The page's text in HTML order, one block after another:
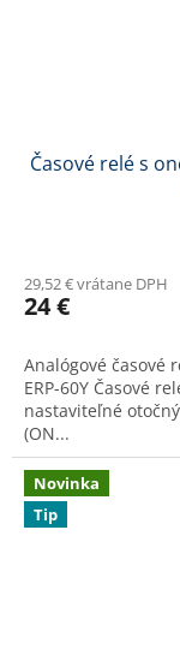
Časové relé s
29,52 € vrátane DPH
24 €
Analógové časové
ERP-60Y Časové
nastaviteľné
(ON...
Novinka
Tip